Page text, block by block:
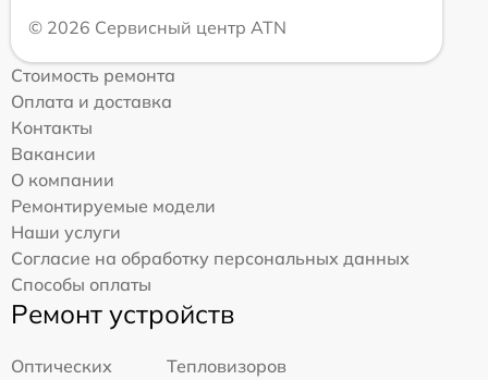
© 2026 Сервисный центр ATN
Стоимость ремонта
Оплата и доставка
Контакты
Вакансии
О компании
Ремонтируемые модели
Наши услуги
Согласие на обработку персональных данных
Способы оплаты
Ремонт устройств
Оптических
Тепловизоров